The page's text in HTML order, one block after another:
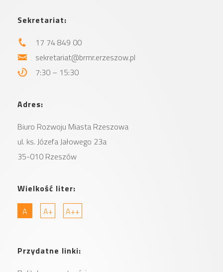
Sekretariat:
17 74 849 00
sekretariat@brmr.erzeszow.pl
7:30 – 15:30
Adres:
Biuro Rozwoju Miasta Rzeszowa
ul. ks. Józefa Jałowego 23a
35-010 Rzeszów
Wielkość liter:
A
A+ A++
Przydatne linki: